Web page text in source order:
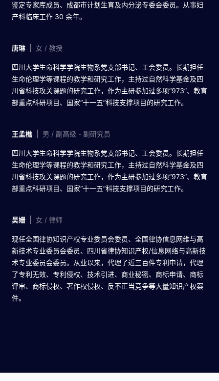
鉴定专家库成员、成都市计划生育及内分泌专委会委员。从事妇
产科临床工作 30 余年。
唐琳 女 / 教授
四川大学生命科学学院生物系党支部书记、工会委员。长期担任
生命伦理学等课程的教学和研究工作，主持过自然科学基金及四
川省科技攻关课题的研究工作，作为主研参加过多项“973”、教育
部重点科研项目、国家“十一五”科技支撑项目的研究工作。
王孟樵 男 / 副高级 - 副研究员
四川大学生命科学学院生物系党支部书记、工会委员。长期担任
生命伦理学等课程的教学和研究工作，主持过自然科学基金及四
川省科技攻关课题的研究工作，作为主研参加过多项“973”、教育
部重点科研项目、国家“十一五”科技支撑项目的研究工作。
吴姗 女 / 律师
现任全国律协知识产权专业委员会委员、全国律协信息网维与高
新技术专业委员会委员、四川省律协知识产权/信息网络与高新技
术专业委员会委员。从业以来，代理了近三百件专利申请，代理
了专利无效、专利侵权、技术引进、商业秘密、商标申请、商标
评审、商标侵权、著作权侵权、反不正当竞争等大量知识产权案
件。